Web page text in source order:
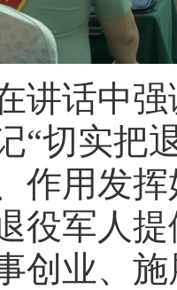
讲话中
“切实把
作用发
役军人
创业、